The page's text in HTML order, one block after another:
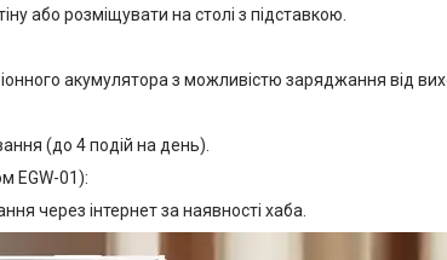
або розміщувати на столі з підставкою.
іонного акумулятора з можливістю заряджання від
(до 4 подій на день).
EGW-01):
через інтернет за наявності хаба.